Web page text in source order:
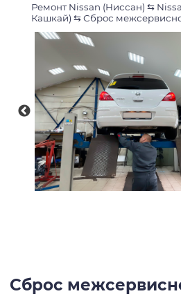
Ремонт Nissan (Ниссан) ⇆
Кашкай) ⇆Сброс
Сброс